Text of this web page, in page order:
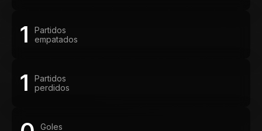
1
Partidos
empatados
1
Partidos
perdidos
Goles